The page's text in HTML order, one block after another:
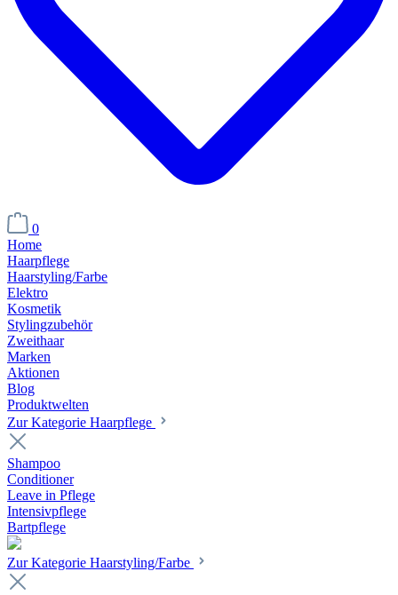
0
Home
Haarpflege
Haarstyling/Farbe
Elektro
Kosmetik
Stylingzubehör
Zweithaar
Marken
Aktionen
Blog
Produktwelten
Zur Kategorie Haarpflege
Shampoo
Conditioner
Leave in Pflege
Intensivpflege
Bartpflege
Zur Kategorie Haarstyling/Farbe